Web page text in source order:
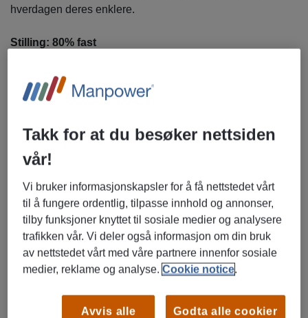
hverdagen deres enklere.
Stilling: 80% fast
Oppstart: Etter avtale
Et sosialt og uformelt arbeidsmiljø
God opplæring og tett oppfølging
Mulighet for faglig og personlig utvikling
Erfaring fra en av Norges mest kjente merkevarer
Arbeidsoppgaver:
Salg av produkter og tjenester
Sørge for at butikken fremstår ryddig og innbydende
Takk for at du besøker nettsiden
vår!
Vi bruker informasjonskapsler for å få nettstedet vårt
til å fungere ordentlig, tilpasse innhold og annonser,
tilby funksjoner knyttet til sosiale medier og analysere
trafikken vår. Vi deler også informasjon om din bruk
av nettstedet vårt med våre partnere innenfor sosiale
medier, reklame og analyse.Cookie notice.
Avvis alle Godta alle cookier